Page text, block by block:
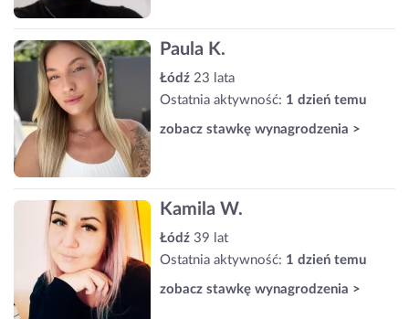
Paula K.
Łódź 23 lata
Ostatnia aktywność: 1 dzień temu
zobacz stawkę wynagrodzenia >
Kamila W.
Łódź 39 lat
Ostatnia aktywność: 1 dzień temu
zobacz stawkę wynagrodzenia >